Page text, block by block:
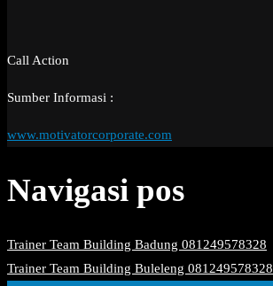
Call Action
Sumber Informasi :
www.motivatorcorporate.com
Navigasi pos
Trainer Team Building Badung 081249578328
Trainer Team Building Buleleng 081249578328